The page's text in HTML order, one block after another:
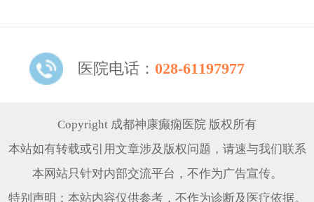
医院电话： 028-61197977
Copyright 成都神康癫痫医院 版权所有
本站如有转载或引用文章涉及版权问题，请速与我们联系
本网站只针对内部交流平台，不作为广告宣传。
特别声明：本站内容仅供参考，不作为诊断及医疗依据。